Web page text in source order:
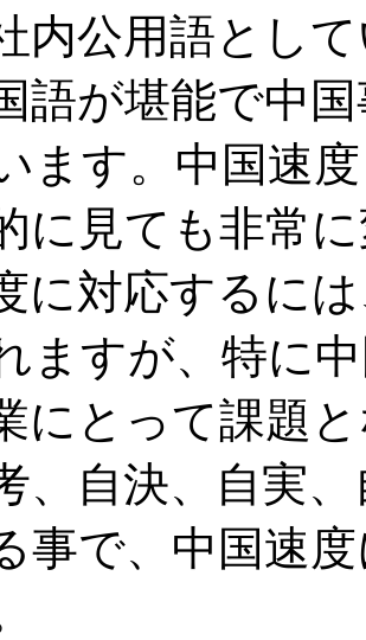
内公用語とし
語が堪能で中
ます。中国速
に見ても非常
に対応するに
ますが、特に
にとって課題
、自決、自実
事で、中国速